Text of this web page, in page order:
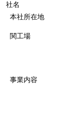
社名
本社所在地
関工場
事業内容